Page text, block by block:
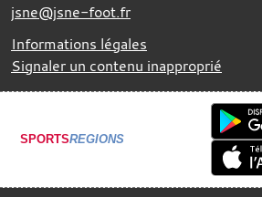
jsne@jsne-foot.fr
Informations légales
Signaler un contenu inapproprié
SPORTSREGIONS